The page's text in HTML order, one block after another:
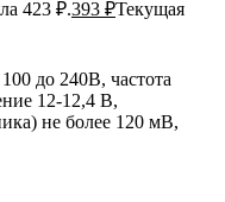
423 ₽.393 ₽Текущая
до 240В, частота
12-12,4 В,
не более 120 мВ,